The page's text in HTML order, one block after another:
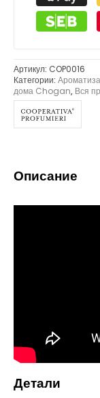
Артикул: COP0016
Категории:
дома Chogan, Вся
Описание
Детали